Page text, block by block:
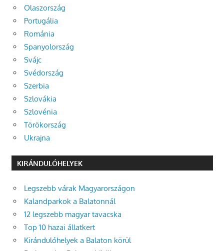
Olaszország
Portugália
Románia
Spanyolország
Svájc
Svédország
Szerbia
Szlovákia
Szlovénia
Törökország
Ukrajna
KIRÁNDULÓHELYEK
Legszebb várak Magyarországon
Kalandparkok a Balatonnál
12 legszebb magyar tavacska
Top 10 hazai állatkert
Kirándulóhelyek a Balaton körül